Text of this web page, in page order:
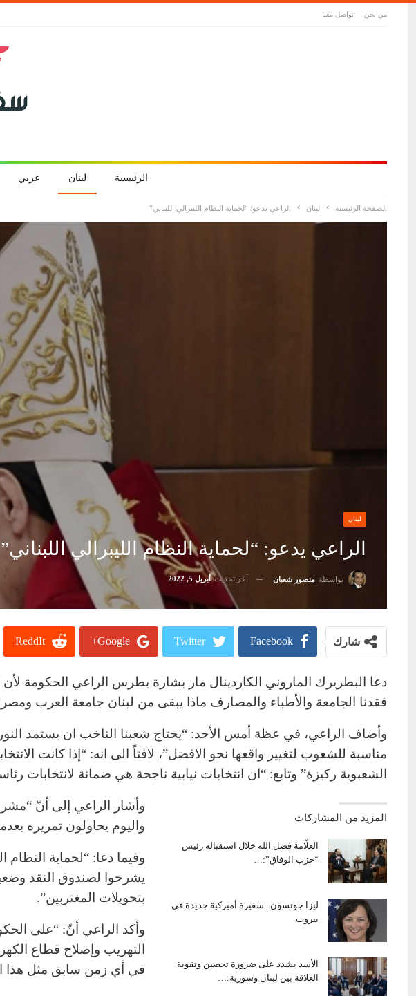
من نحن تواصل معنا
الرئيسية لبنان عربي
الصفحة الرئيسية لبنان الراعي يدعو: “لحماية النظام الليبرالي اللبناني”
لبنان
الراعي يدعو: “لحماية النظام الليبرالي اللبناني”
بواسطة منصور شعبان آخر تحديثأبريل 5, 2022
شارك Facebook
Twitter
Google+
ReddIt
دعا البطريرك الماروني الكاردينال مار بشارة بطرس الراعي الحكومة لأن
فقدنا الجامعة والأطباء والمصارف ماذا يبقى من لبنان جامعة العرب
وأضاف الراعي، في عظة أمس الأحد: “يحتاج شعبنا الناخب ان يستمد النور
مناسبة للشعوب لتغيير واقعها نحو الافضل”، لافتاً الى انه: “إذا كانت
الشعبوية ركيزة” وتابع: “ان انتخابات نيابية ناجحة هي ضمانة لانتخابات
المزيد من المشاركات
العلّامة فضل الله خلال استقباله رئيس
“حزب الوفاق”:…
ليزا جونسون.. سفيرة أميركية جديدة في
بيروت
الأسد يشدد على ضرورة تحصين وتقوية
العلاقة بين لبنان وسورية:…
واليوم يحاولون تمريره
وفيما دعا: “لحماية النظام
يشرحوا لصندوق النقد
بتحويلات المغتربين”.
وأكد الراعي أنّ: “على
التهريب وإصلاح قطاع
في أي زمن سابق مثل هذا